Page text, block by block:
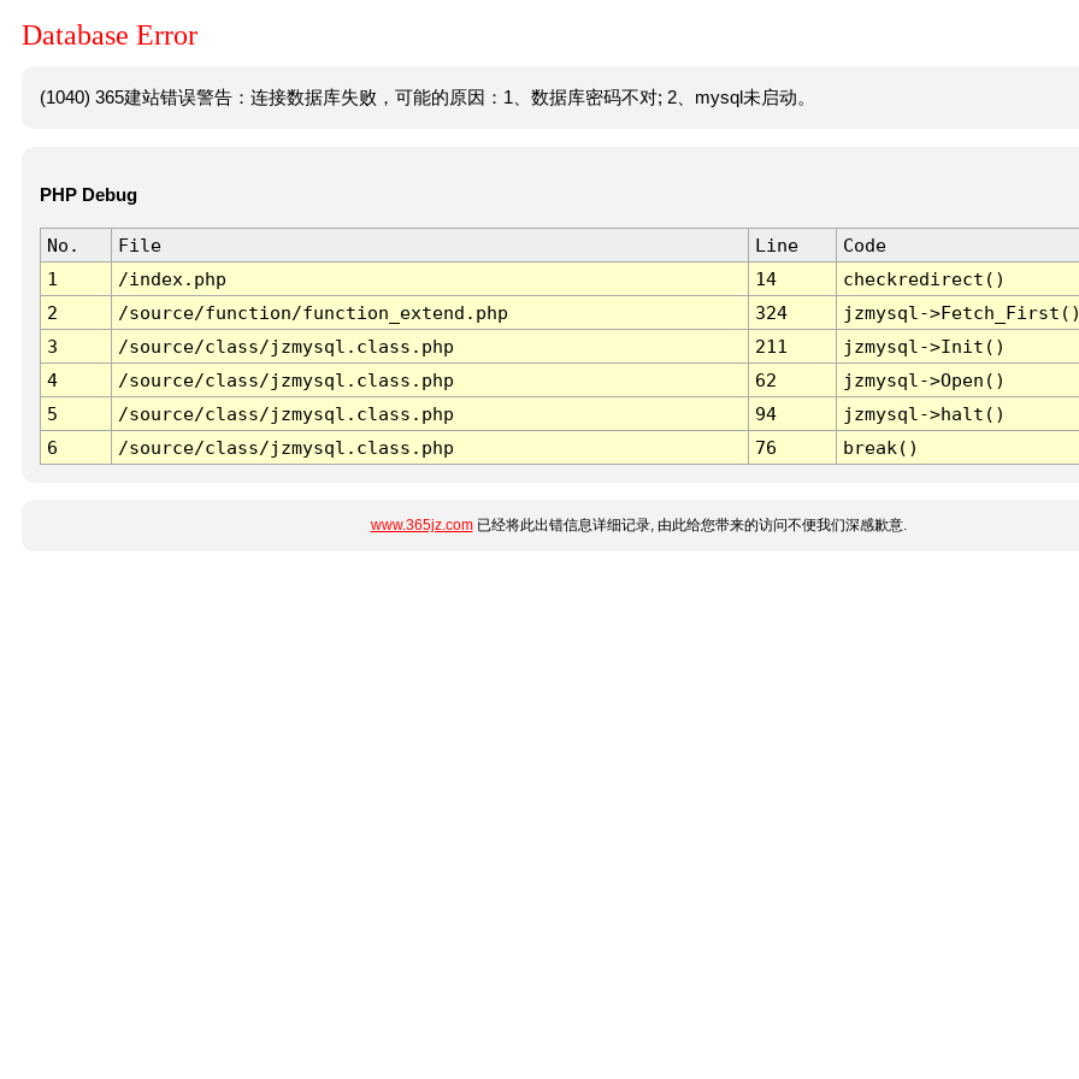
Database Error
(1040) 365建站错误警告：连接数据库失败，可能的原因：1、数据库密码不对; 2、mysql未启动。
PHP Debug
No. File Line
Code
1
/index.php 14
checkredirect()
2
/source/function/function_extend.php 324
jzmysql-
3
/source/class/jzmysql.class.php 211
jzmysql->Init()
4
/source/class/jzmysql.class.php 62
jzmysql->Open()
5
/source/class/jzmysql.class.php 94
jzmysql->halt()
6
/source/class/jzmysql.class.php 76 break()
www.365jz.com已经将此出错信息详细记录, 由此给您带来的访问不便我们深感歉意.